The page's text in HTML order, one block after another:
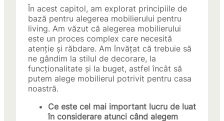
În acest capitol, am explorat principiile de
bază pentru alegerea mobilierului pentru
living. Am văzut că alegerea mobilierului
este un proces complex care necesită
atenție și răbdare. Am învățat că trebuie să
ne gândim la stilul de decorare, la
funcționalitate și la buget, astfel încât să
putem alege mobilierul potrivit pentru casa
noastră.
Ce este cel mai important lucru de luat
în considerare atunci când alegem